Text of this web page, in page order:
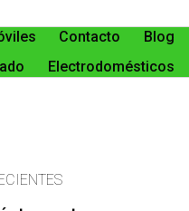
Contacto
Blog
Electrodomésticos